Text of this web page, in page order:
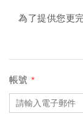
為了提供您更
帳號